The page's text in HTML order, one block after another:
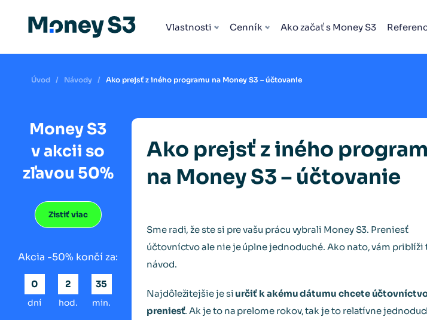
Vlastnosti Cenník Ako začať s Money S3
Úvod / Návody / Ako prejsť z iného programu na Money S3 – účtovanie
Money S3
v akcii so
zľavou 50%
Zistiť viac
Akcia -50% končí za:
0
dní
2
hod.
35
min.
Ako prejsť z iného
na Money S3 – účtovanie
Sme radi, že ste si pre vašu prácu vybrali Money S3. Preniesť
účtovníctvo ale nie je úplne jednoduché. Ako nato, vám priblíži
návod.
Najdôležitejšie je si určiť k akému dátumu chcete
preniesť. Ak je to na prelome rokov, tak je to relatívne